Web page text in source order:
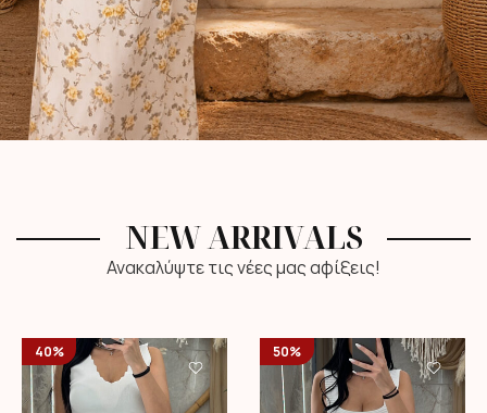
NEW ARRIVALS
Ανακαλύψτε τις νέες μας αφίξεις!
40% 50%